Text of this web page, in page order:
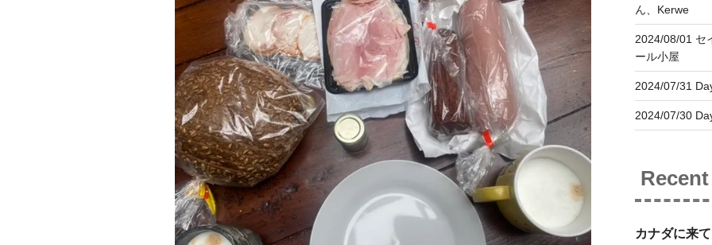
ん、Kerwe
2024/08/01 セ
ール小屋
2024/07/31
2024/07/30
カナダに来